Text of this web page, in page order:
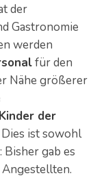
der
Gastronomie
werden
für den
Nähe größerer
der
Dies ist sowohl
gab es